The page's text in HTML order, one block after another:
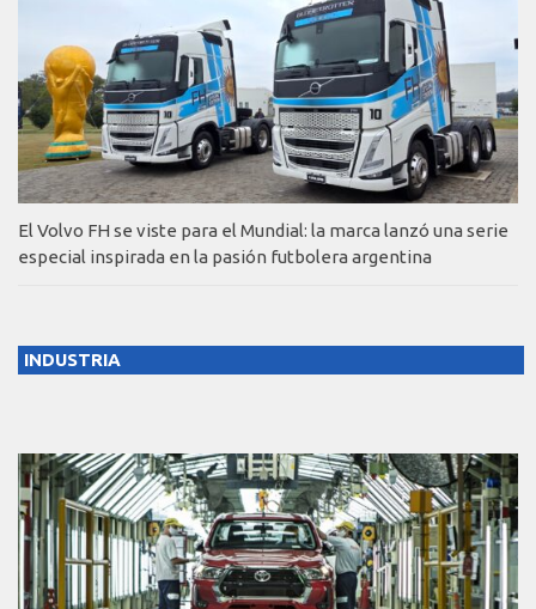
El Volvo FH se viste para el Mundial: la marca lanzó una serie
especial inspirada en la pasión futbolera argentina
INDUSTRIA